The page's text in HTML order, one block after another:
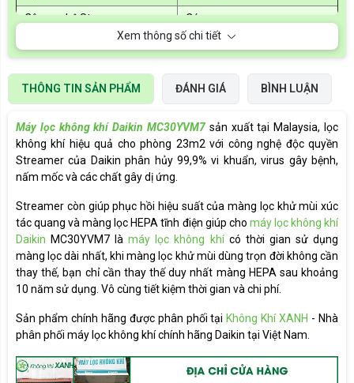
Công nghệ Streamer
Có
Màng lọc
Thô
HEPA tĩnh điện sử
dụng 10 năm
Khử mùi xúc tác
đời
Chế độ HAZE
Có
450 x 270 x 270 mm
Trọng lượng
5.8 kg
Xem thông số chi tiết
THÔNG TIN SẢN PHẨM ĐÁNH GIÁ BÌNH LUẬN
Máy lọc không khí Daikin MC30YVM7 sản xuất tại Malaysia, lọc
không khí hiệu quả cho phòng 23m2 với công nghệ độc quyền
Streamer của Daikin phân hủy 99,9% vi khuẩn, virus gây bệnh,
nấm mốc và các chất gây dị ứng.
Streamer còn giúp phục hồi hiệu suất của màng lọc khử mùi xúc
tác quang và màng lọc HEPA tĩnh điện giúp cho máy lọc không khí
Daikin MC30YVM7 làmáy lọc không khícó thời gian sử dụng
màng lọc dài nhất, khi màng lọc khử mùi dùng trọn đời không cần
thay thế, bạn chỉ cần thay thế duy nhất màng HEPA sau khoảng
10 năm sử dụng. Vô cùng tiết kiệm thời gian và chi phí.
Sản phẩm chính hãng được phân phối tại Không Khí XANH - Nhà
phân phối máy lọc không khí chính hãng Daikin tại Việt Nam.